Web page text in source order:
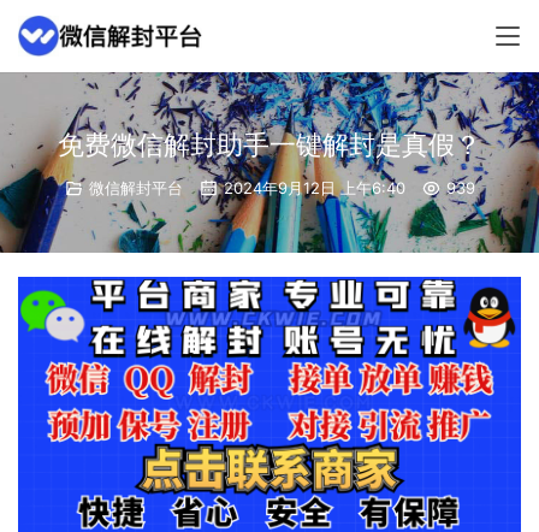
免费微信解封助手一键解封是真假？
微信解封平台 2024年9月12日 上午6:40 939